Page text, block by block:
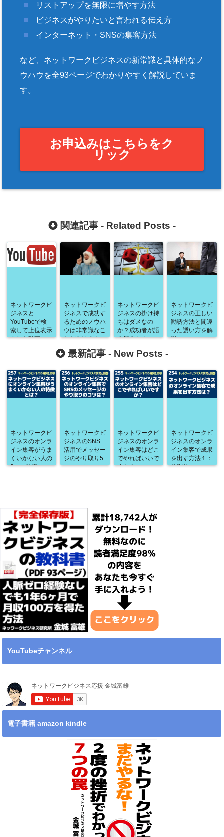
リストアップを無限に増やす方法
ビジネスがやりたいと言われる伝え方
インターネット・SNSの集客方法
など、ネットワークビジネスの新常識と具体的なノ
ウハウを全93ページでわかりやすく解説していま
す。
お申込みはこちらをク
リック
関連記事 - Related Posts -
ネットワークビ
ジネスと
YouTubeで検
索して上位表示
された動画につ
ネットワークビ
ジネスで成功す
るためのノウハ
ウは非常識なこ
とだらけ？！
ネットワークビ
ジネスの掛け持
ちはダメなの
か？成功者が語
る答えと４つの
ネットワークビ
ジネスの正しい
勧誘方法と間違
った誘い方を解
説
最新記事 - New Posts -
ネットワークビ
ジネスのオンラ
イン集客がうま
くいかない人の
3つの特徴
ネットワークビ
ジネスのSNS
活用でメッセー
ジのやり取り5
つのコツ
ネットワークビ
ジネスのオンラ
イン集客はどこ
でやればいいで
すか？
ネットワークビ
ジネスのオンラ
イン集客で成果
を出す方法１：
差別化
YouTubeチャンネル
電子書籍 amazon kindle